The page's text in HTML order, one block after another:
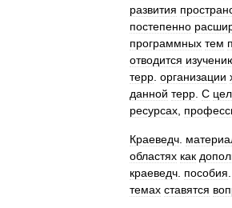
развития
постепенно
программных тем
отводится
терр организации
данной терр С
ресурсах
Краеведч
областях как
краеведч пособия
темах ставятся